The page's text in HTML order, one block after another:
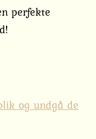
perfekte